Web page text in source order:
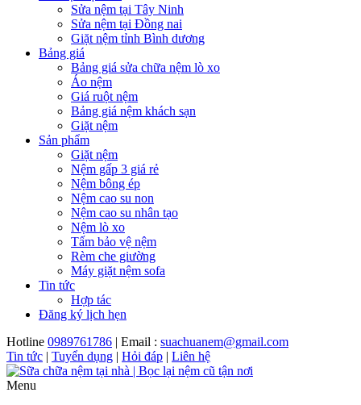
Sửa nệm tại Tây Ninh
Sửa nệm tại Đồng nai
Giặt nệm tỉnh Bình dương
Bảng giá
Bảng giá sửa chữa nệm lò xo
Áo nệm
Giá ruột nệm
Bảng giá nệm khách sạn
Giặt nệm
Sản phẩm
Giặt nệm
Nệm gấp 3 giá rẻ
Nệm bông ép
Nệm cao su non
Nệm cao su nhân tạo
Nệm lò xo
Tấm bảo vệ nệm
Rèm che giường
Máy giặt nệm sofa
Tin tức
Hợp tác
Đăng ký lịch hẹn
Hotline 0989761786 | Email : suachuanem@gmail.com
Tin tức | Tuyển dụng | Hỏi đáp | Liên hệ
Menu